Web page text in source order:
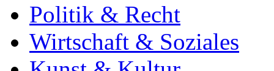
Politik & Recht
Wirtschaft & Soziales